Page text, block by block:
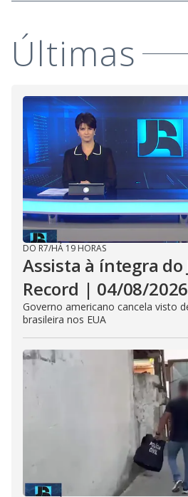
Últimas
DO R7/HÁ 19 HORAS
Assista à íntegra do
Record | 04/08/2026
Governo americano cancela visto
brasileira nos EUA